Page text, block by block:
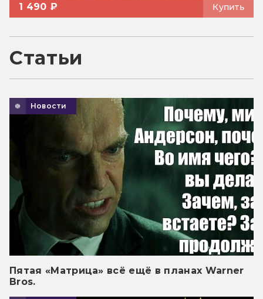
1 490 ₽ Купить
Статьи
Новости
Пятая «Матрица» всё ещё в планах Warner
Bros.